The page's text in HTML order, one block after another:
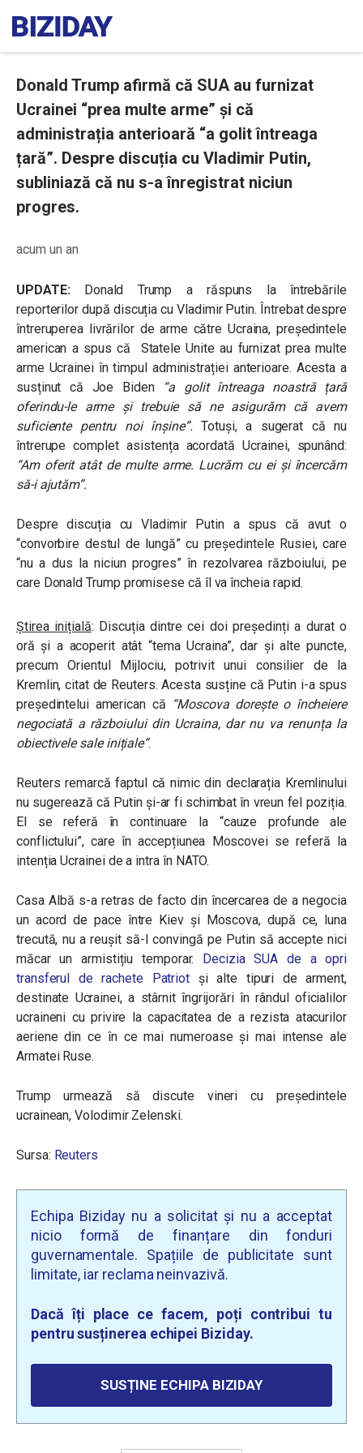
Donald Trump afirmă că SUA au furnizat
Ucrainei “prea multe arme” și că
administrația anterioară “a golit întreaga
țară”. Despre discuția cu Vladimir Putin,
subliniază că nu s-a înregistrat niciun
progres.
acum un an
UPDATE: Donald Trump a răspuns la întrebările
reporterilor după discuția cu Vladimir Putin. Întrebat despre
întreruperea livrărilor de arme către Ucraina, președintele
american a spus că
Statele Unite au furnizat prea multe
arme Ucrainei în timpul administrației anterioare. Acesta a
susținut că Joe Biden
“a golit întreaga noastră țară
oferindu-le arme și trebuie să ne asigurăm că avem
suficiente pentru noi înșine”.Totuși, a sugerat că nu
întrerupe complet asistența acordată Ucrainei, spunând:
“Am oferit atât de multe arme. Lucrăm cu ei și încercăm
să-i ajutăm”.
Despre discuția cu Vladimir Putin a spus că avut o
“convorbire destul de lungă” cu președintele Rusiei, care
“nu a dus la niciun progres” în rezolvarea războiului, pe
care Donald Trump promisese că îl va încheia rapid.
Știrea inițială: Discuția dintre cei doi președinți a durat o
oră și a acoperit atât “tema Ucraina”, dar și alte puncte,
precum Orientul Mijlociu, potrivit unui consilier de la
Kremlin, citat de Reuters. Acesta susține că Putin i-a spus
președintelui american că “Moscova dorește o încheiere
negociată a războiului din Ucraina, dar nu va renunța la
obiectivele sale inițiale”.
Reuters remarcă faptul că nimic din declarația Kremlinului
nu sugerează că Putin și-ar fi schimbat în vreun fel poziția.
El se referă în continuare la “cauze profunde ale
conflictului”, care în accepțiunea Moscovei se referă la
intenția Ucrainei de a intra în NATO.
Casa Albă s-a retras de facto din încercarea de a negocia
un acord de pace între Kiev și Moscova, după ce, luna
trecută, nu a reușit să-l convingă pe Putin să accepte nici
măcar un armistițiu temporar. Decizia SUA de a opri
transferul de rachete Patriot și alte tipuri de arment,
destinate Ucrainei, a stârnit îngrijorări în rândul oficialilor
ucraineni cu privire la capacitatea de a rezista atacurilor
aeriene din ce în ce mai numeroase și mai intense ale
Armatei Ruse.
Trump urmează să discute vineri cu președintele
ucrainean, Volodimir Zelenski.
Sursa: Reuters
Echipa Biziday nu a solicitat și nu a acceptat
nicio formă de finanțare din fonduri
guvernamentale. Spațiile de publicitate sunt
limitate, iar reclama neinvazivă.
Dacă îți place ce facem, poți contribui tu
pentru susținerea echipei Biziday.
SUSȚINE ECHIPA BIZIDAY